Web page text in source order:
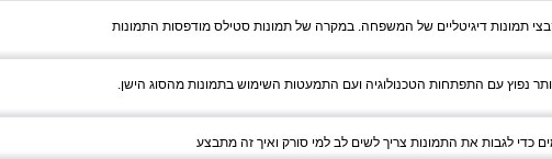
תמונות דיגיטליים של המשפחה. במקרה של תמונות סטילס מודפסות התמונות
נפוץ עם התפתחות הטכנולוגיה ועם התמעטות השימוש בתמונות מהסוג הישן.
כדי לגבות את התמונות צריך לשים לב למי סורק ואיך זה מתבצע